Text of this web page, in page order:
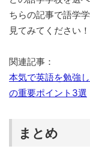
ちらの記事で語学
見てみてください！
関連記事：
本気で英語を勉強
の重要ポイント3選
まとめ